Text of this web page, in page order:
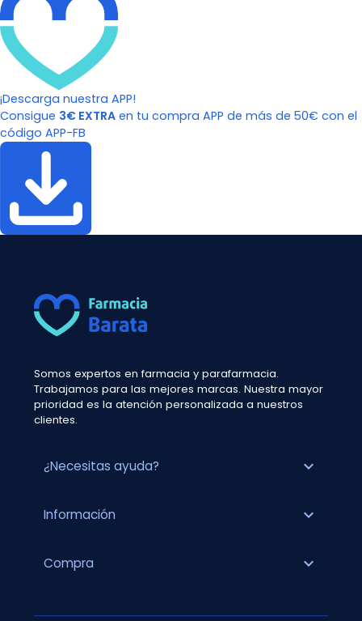
¡Descarga nuestra APP!
Consigue 3€ EXTRA en tu compra APP de más de 50€ con el
código APP-FB
Somos expertos en farmacia y parafarmacia.
Trabajamos para las mejores marcas. Nuestra mayor
prioridad es la atención personalizada a nuestros
clientes.
¿Necesitas ayuda? expand_more
Información expand_more
Compra expand_more